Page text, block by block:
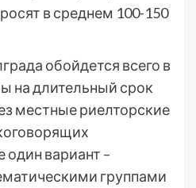
в среднем 100-150
обойдется всего в
на длительный срок
местные риелторские
один вариант –
группами